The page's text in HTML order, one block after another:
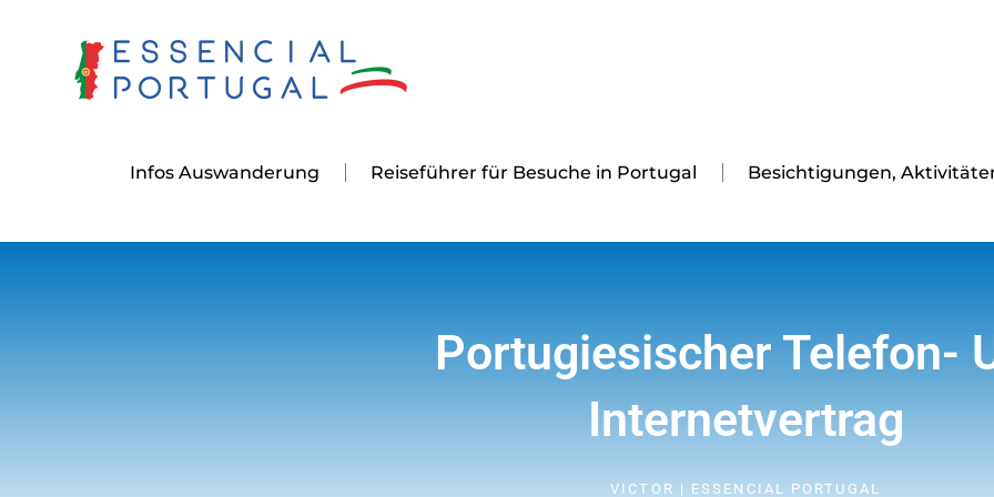
Infos Auswanderung Reiseführer für Besuche in Portugal Besichtigungen,
Portugiesischer Telefon-
Internetvertrag
VICTOR | ESSENCIAL PORTUGAL